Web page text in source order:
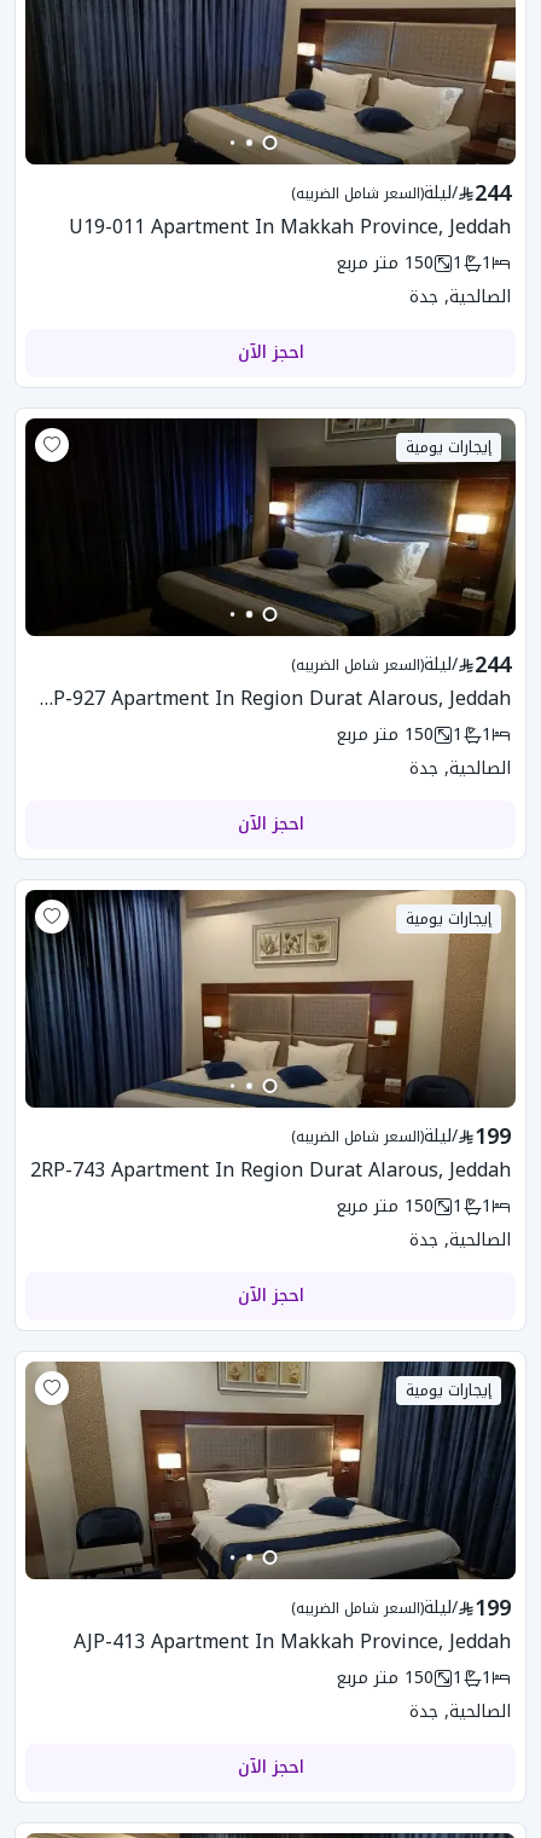
244
/ليلة(السعر شامل الضريبه)
U19-011 Apartment In Makkah Province, Jeddah
1
1
150 متر مربع
الصالحية, جدة
احجز الآن
إيجارات يومية
244
/ليلة(السعر شامل الضريبه)
UTP-927 Apartment In Region Durat Alarous, Jeddah
1
1
150 متر مربع
الصالحية, جدة
احجز الآن
إيجارات يومية
199
/ليلة(السعر شامل الضريبه)
2RP-743 Apartment In Region Durat Alarous, Jeddah
1
1
150 متر مربع
الصالحية, جدة
احجز الآن
إيجارات يومية
199
/ليلة(السعر شامل الضريبه)
AJP-413 Apartment In Makkah Province, Jeddah
1
1
150 متر مربع
الصالحية, جدة
احجز الآن